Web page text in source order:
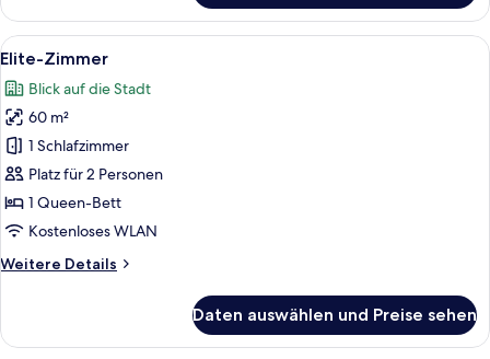
Alle
Fotos
für
Elite-
Zimmer
anzeigen
Ein modernes Wohnzimmer mit
10
Elite-Zimmer
Blick auf die Stadt
60 m²
1 Schlafzimmer
Platz für 2 Personen
1 Queen-Bett
Kostenloses WLAN
Weitere Details
Weitere
Zimmer
Daten auswählen und Preise sehen